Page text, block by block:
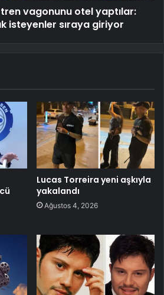
tren vagonunu otel yaptılar:
isteyenler sıraya giriyor
Lucas Torreira yeni aşkıyla
yakalandı
Ağustos 4, 2026